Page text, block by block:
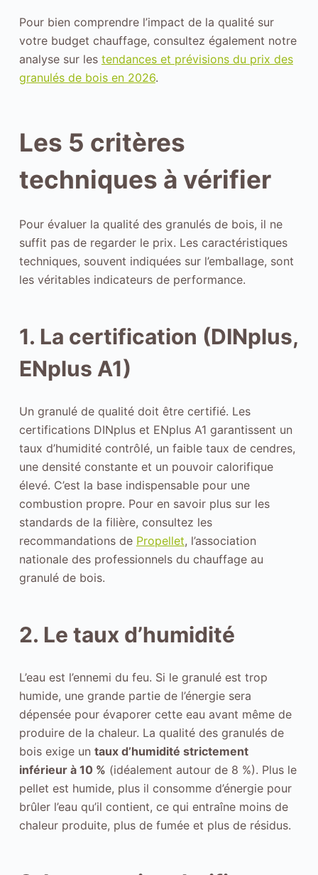
Pour bien comprendre l’impact de la qualité sur
votre budget chauffage, consultez également notre
analyse sur les tendances et prévisions du prix des
granulés de bois en 2026.
Les 5 critères
techniques à vérifier
Pour évaluer la qualité des granulés de bois, il ne
suffit pas de regarder le prix. Les caractéristiques
techniques, souvent indiquées sur l’emballage, sont
les véritables indicateurs de performance.
1. La certification (DINplus,
ENplus A1)
Un granulé de qualité doit être certifié. Les
certifications DINplus et ENplus A1 garantissent un
taux d’humidité contrôlé, un faible taux de cendres,
une densité constante et un pouvoir calorifique
élevé. C’est la base indispensable pour une
combustion propre. Pour en savoir plus sur les
standards de la filière, consultez les
recommandations de Propellet, l’association
nationale des professionnels du chauffage au
granulé de bois.
2. Le taux d’humidité
L’eau est l’ennemi du feu. Si le granulé est trop
humide, une grande partie de l’énergie sera
dépensée pour évaporer cette eau avant même de
produire de la chaleur. La qualité des granulés de
bois exige un taux d’humidité strictement
inférieur à 10 % (idéalement autour de 8 %). Plus le
pellet est humide, plus il consomme d’énergie pour
brûler l’eau qu’il contient, ce qui entraîne moins de
chaleur produite, plus de fumée et plus de résidus.